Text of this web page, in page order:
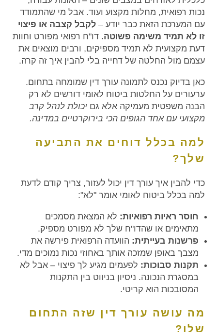
נכות רפואית, מחלות מקצוע ועוד. אבל מי שהתמודד
עם המערכת הזאת כבר יודע – לקבל קצבה או פיצוי
זו לא תמיד משימה פשוטה. דו"ח רפואי מפורט וחוות
דעת מקצועית לא תמיד מספיקים, ורבים מוצאים את
עצמם מול החלטה של דחייה בלי להבין איך זה קרה.
כאן בדיוק נכנס לתמונה עורך דין שמומחה בתחום.
ערעורים על החלטות ביטוח לאומי דורשים לא רק
הבנה משפטית מעמיקה אלא גם יכולת לנהל קרב
מקצועי עם אחד הגופים הכי בירוקרטיים במדינה.
למה בכלל דוחים את התביעה
שלך?
כדי להבין איך עורך דין יכול לעזור, צריך קודם לדעת
למה בכלל ביטוח לאומי אומר "לא":
חוסר ראיות רפואיות: לא המצאת מסמכים
מתאימים או שהדו"ח שלך לא מפורט מספיק.
פרשנות בעייתית: הוועדה הרפואית פירשה את
מצבך באופן שמזכה אותך באחוזי נכות נמוכים מדי.
תקנות סבוכות: לפעמים מגיע לך פיצוי – אבל לא
במסגרת הנכונה. ניסיון בניווט בין התקנות
המסובכות הוא קריטי.
מה עושה עורך דין שזה התחום
שלו?